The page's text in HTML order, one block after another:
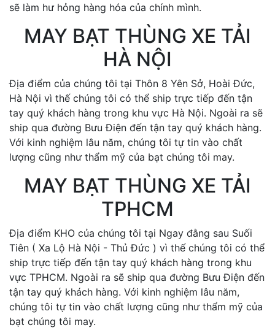
sẽ làm hư hỏng hàng hóa của chính mình.
MAY BẠT THÙNG XE TẢI
HÀ NỘI
Địa điểm của chúng tôi tại Thôn 8 Yên Sở, Hoài Đức,
Hà Nội vì thế chúng tôi có thể ship trực tiếp đến tận
tay quý khách hàng trong khu vực Hà Nội. Ngoài ra sẽ
ship qua đường Bưu Điện đến tận tay quý khách hàng.
Với kinh nghiệm lâu năm, chúng tôi tự tin vào chất
lượng cũng như thẩm mỹ của bạt chúng tôi may.
MAY BẠT THÙNG XE TẢI
TPHCM
Địa điểm KHO của chúng tôi tại Ngay đằng sau Suối
Tiên ( Xa Lộ Hà Nội - Thủ Đức ) vì thế chúng tôi có thể
ship trực tiếp đến tận tay quý khách hàng trong khu
vực TPHCM. Ngoài ra sẽ ship qua đường Bưu Điện đến
tận tay quý khách hàng. Với kinh nghiệm lâu năm,
chúng tôi tự tin vào chất lượng cũng như thẩm mỹ của
bạt chúng tôi may.